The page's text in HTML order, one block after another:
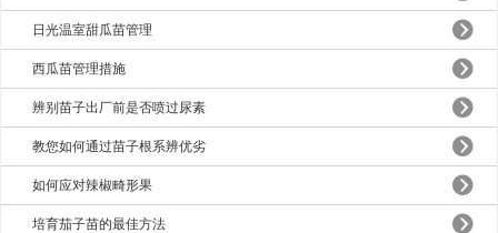
日光温室甜瓜苗管理
西瓜苗管理措施
辨别苗子出厂前是否喷过尿素
教您如何通过苗子根系辨优劣
如何应对辣椒畸形果
培育茄子苗的最佳方法